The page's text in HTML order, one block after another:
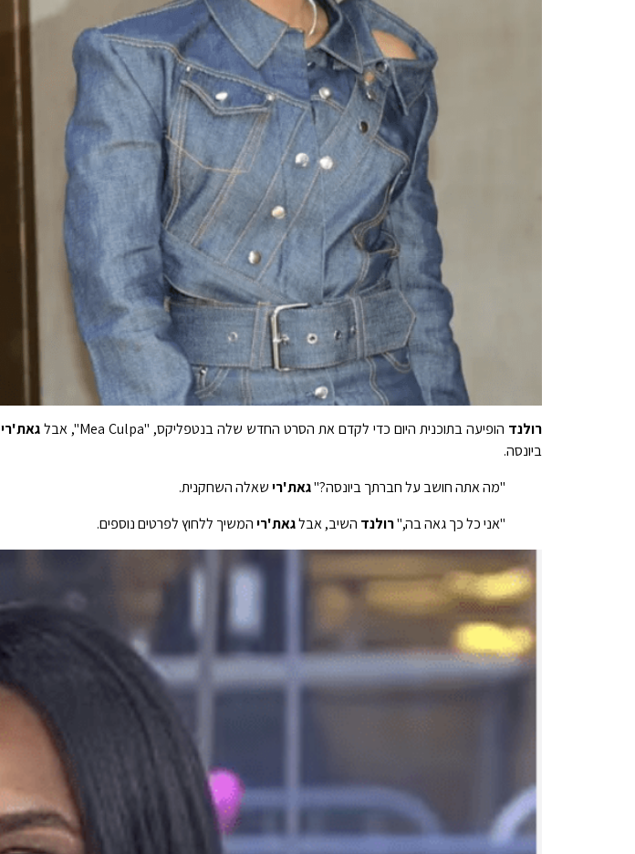
רולנד הופיעה בתוכנית היום כדי לקדם את הסרט החדש שלה בנטפליקס, "Mea Culpa", אבל גאת'רי
ביונסה.
"מה אתה חושב על חברתך ביונסה?"גאת'רישאלה השחקנית.
"אני כל כך גאה בה,"רולנד השיב, אבלגאת'ריהמשיך ללחוץ לפרטים נוספים.